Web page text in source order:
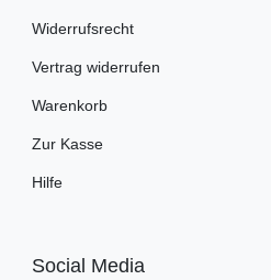
Widerrufsrecht
Vertrag widerrufen
Warenkorb
Zur Kasse
Hilfe
Social Media